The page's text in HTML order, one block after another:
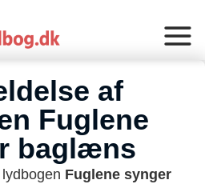
af
Fuglene
baglæns
Fuglene synger